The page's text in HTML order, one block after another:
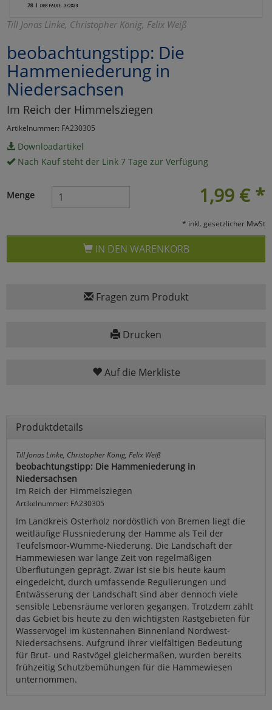
Till Jonas Linke, Christopher König, Felix Weiß
beobachtungstipp: Die
Hammeniederung in
Niedersachsen
Im Reich der Himmelsziegen
Artikelnummer: FA230305
Downloadartikel
Nach Kauf steht der Link 7 Tage zur Verfügung
1,99 € *
Menge
* inkl. gesetzlicher MwSt
IN DEN WARENKORB
Fragen zum Produkt
Drucken
Auf die Merkliste
Produktdetails
Till Jonas Linke, Christopher König, Felix Weiß
beobachtungstipp: Die Hammeniederung in
Niedersachsen
Im Reich der Himmelsziegen
Artikelnummer: FA230305
Im Landkreis Osterholz nordöstlich von Bremen liegt die
weitläufige Flussniederung der Hamme als Teil der
Teufelsmoor-Wümme-Niederung. Die Landschaft der
Hammewiesen war lange Zeit von regelmäßigen
Überflutungen geprägt. Zwar ist sie bis heute kaum
eingedeicht, durch umfassende Regulierungen und
Entwässerung der Landschaft sind aber dennoch viele
sensible Lebensräume verloren gegangen. Trotzdem zählt
das Gebiet bis heute zu den wichtigsten Rastgebieten für
Wasservögel im küstennahen Binnenland Nordwest-
Niedersachsens. Aufgrund ihrer vielfältigen Bedeutung
für Brut- und Rastvögel gleichermaßen, wurden bereits
frühzeitig Schutzbemühungen für die Hammewiesen
unternommen.
Marketing
Umfragetools
Alle Akzeptieren
Cookies
Einstellungen speichern
zurück
zu Haupptseite